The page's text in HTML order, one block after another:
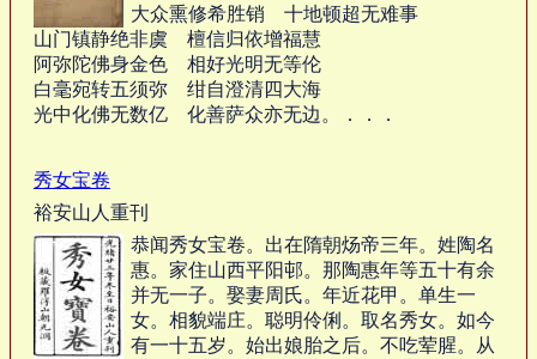
大众熏修希胜销 十地顿超无难事
山门镇静绝非虞 檀信归依增福慧
阿弥陀佛身金色 相好光明无等伦
白毫宛转五须弥 绀自澄清四大海
光中化佛无数亿 化善萨众亦无边。．．．
秀女宝卷
裕安山人重刊
恭闻秀女宝卷。出在隋朝炀帝三年。姓陶名
惠。家住山西平阳邨。那陶惠年等五十有余
并无一子。娶妻周氏。年近花甲。单生一
女。相貌端庄。聪明伶俐。取名秀女。如今
有一十五岁。始出娘胎之后。不吃荤腥。从